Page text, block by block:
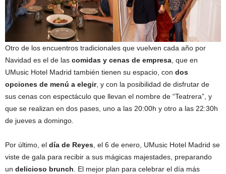
Otro de los encuentros tradicionales que vuelven cada año por
Navidad es el de las comidas y cenas de empresa, que en
UMusic Hotel Madrid también tienen su espacio, con dos
opciones de menú a elegir, y con la posibilidad de disfrutar de
sus cenas con espectáculo que llevan el nombre de “Teatrera”, y
que se realizan en dos pases, uno a las 20:00h y otro a las 22:30h
de jueves a domingo.
Por último, el día de Reyes, el 6 de enero, UMusic Hotel Madrid se
viste de gala para recibir a sus mágicas majestades, preparando
un delicioso brunch. El mejor plan para celebrar el día más